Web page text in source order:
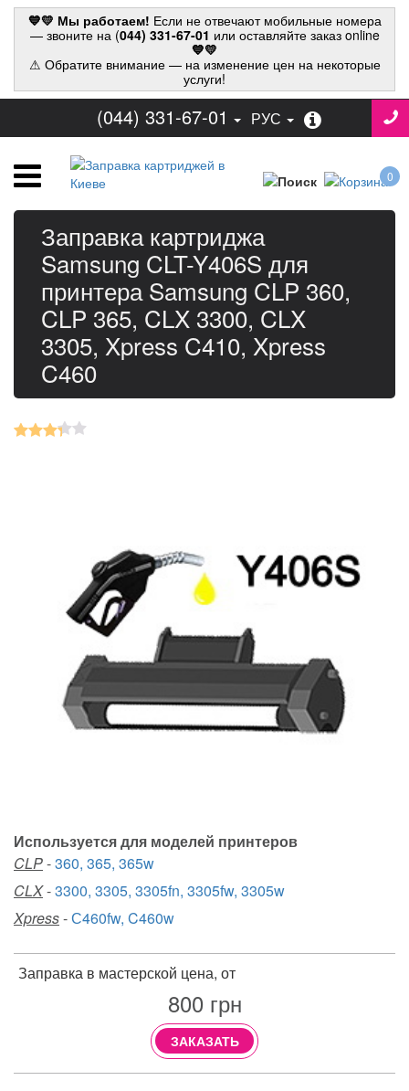
💙💛 Мы работаем! Если не отвечают мобильные номера
— звоните на (044) 331-67-01 или оставляйте заказ online
💙💛
⚠ Обратите внимание — на изменение цен на некоторые
услуги!
(044) 331-67-01 РУС
0
Заправка картриджа
Samsung CLT-Y406S для
принтера Samsung CLP 360,
CLP 365, CLX 3300, CLX
3305, Xpress C410, Xpress
C460
Используется для моделей принтеров
CLP-360, 365, 365w
CLX-3300, 3305, 3305fn, 3305fw, 3305w
Xpress-С460fw, C460w
Заправка в мастерской цена, от
800грн
ЗАКАЗАТЬ